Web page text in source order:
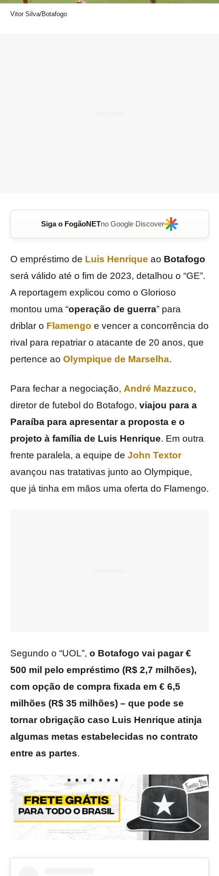
Vitor Silva/Botafogo
Siga o FogãoNETno Google Discover
O empréstimo de Luis Henrique ao Botafogo
será válido até o fim de 2023, detalhou o “GE”.
A reportagem explicou como o Glorioso
montou uma “operação de guerra” para
driblar o Flamengo e vencer a concorrência do
rival para repatriar o atacante de 20 anos, que
pertence ao Olympique de Marselha.
Para fechar a negociação, André Mazzuco,
diretor de futebol do Botafogo, viajou para a
Paraíba para apresentar a proposta e o
projeto à família de Luis Henrique. Em outra
frente paralela, a equipe de John Textor
avançou nas tratativas junto ao Olympique,
que já tinha em mãos uma oferta do Flamengo.
Segundo o “UOL”, o Botafogo vai pagar €
500 mil pelo empréstimo (R$ 2,7 milhões),
com opção de compra fixada em € 6,5
milhões (R$ 35 milhões) – que pode se
tornar obrigação caso Luis Henrique atinja
algumas metas estabelecidas no contrato
entre as partes.